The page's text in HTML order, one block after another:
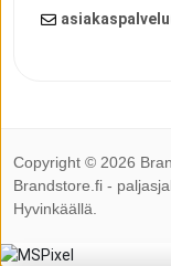
Copyright © 2026
Brandstore.fi -
Hyvinkäällä.